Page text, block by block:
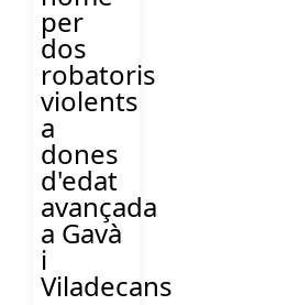
per
dos
robatoris
violents
a
dones
d'edat
avançada
a Gavà
i
Viladecans